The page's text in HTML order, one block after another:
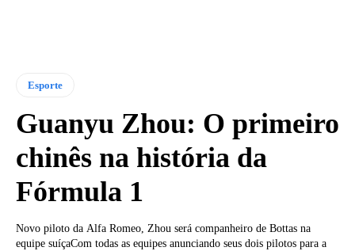
Esporte
Guanyu Zhou: O primeiro
chinês na história da
Fórmula 1
Novo piloto da Alfa Romeo, Zhou será companheiro de Bottas na
equipe suíçaCom todas as equipes anunciando seus dois pilotos para a